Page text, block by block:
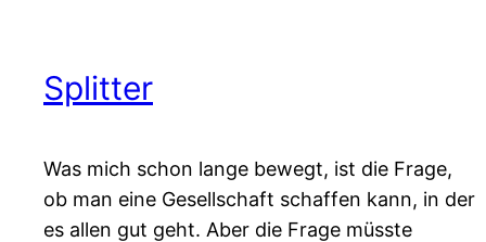
Splitter
Was mich schon lange bewegt, ist die Frage,
ob man eine Gesellschaft schaffen kann, in der
es allen gut geht. Aber die Frage müsste